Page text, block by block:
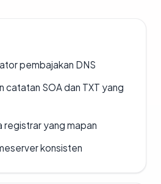
pembajakan DNS
catatan SOA dan TXT yang
yang mapan
konsisten